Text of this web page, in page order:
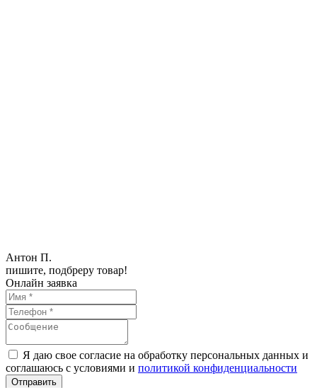
Антон П.
пишите, подбреру товар!
Онлайн заявка
Я даю свое согласие на обработку персональных данных и
соглашаюсь с условиями и политикой конфиденциальности